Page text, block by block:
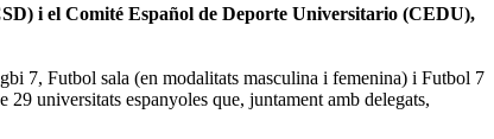
i el Comité Español de Deporte Universitario (CEDU),
7, Futbol sala (en modalitats masculina i femenina) i Futbol 7
universitats espanyoles que, juntament amb delegats,